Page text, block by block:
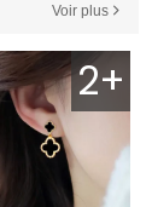
Voir plus
2+